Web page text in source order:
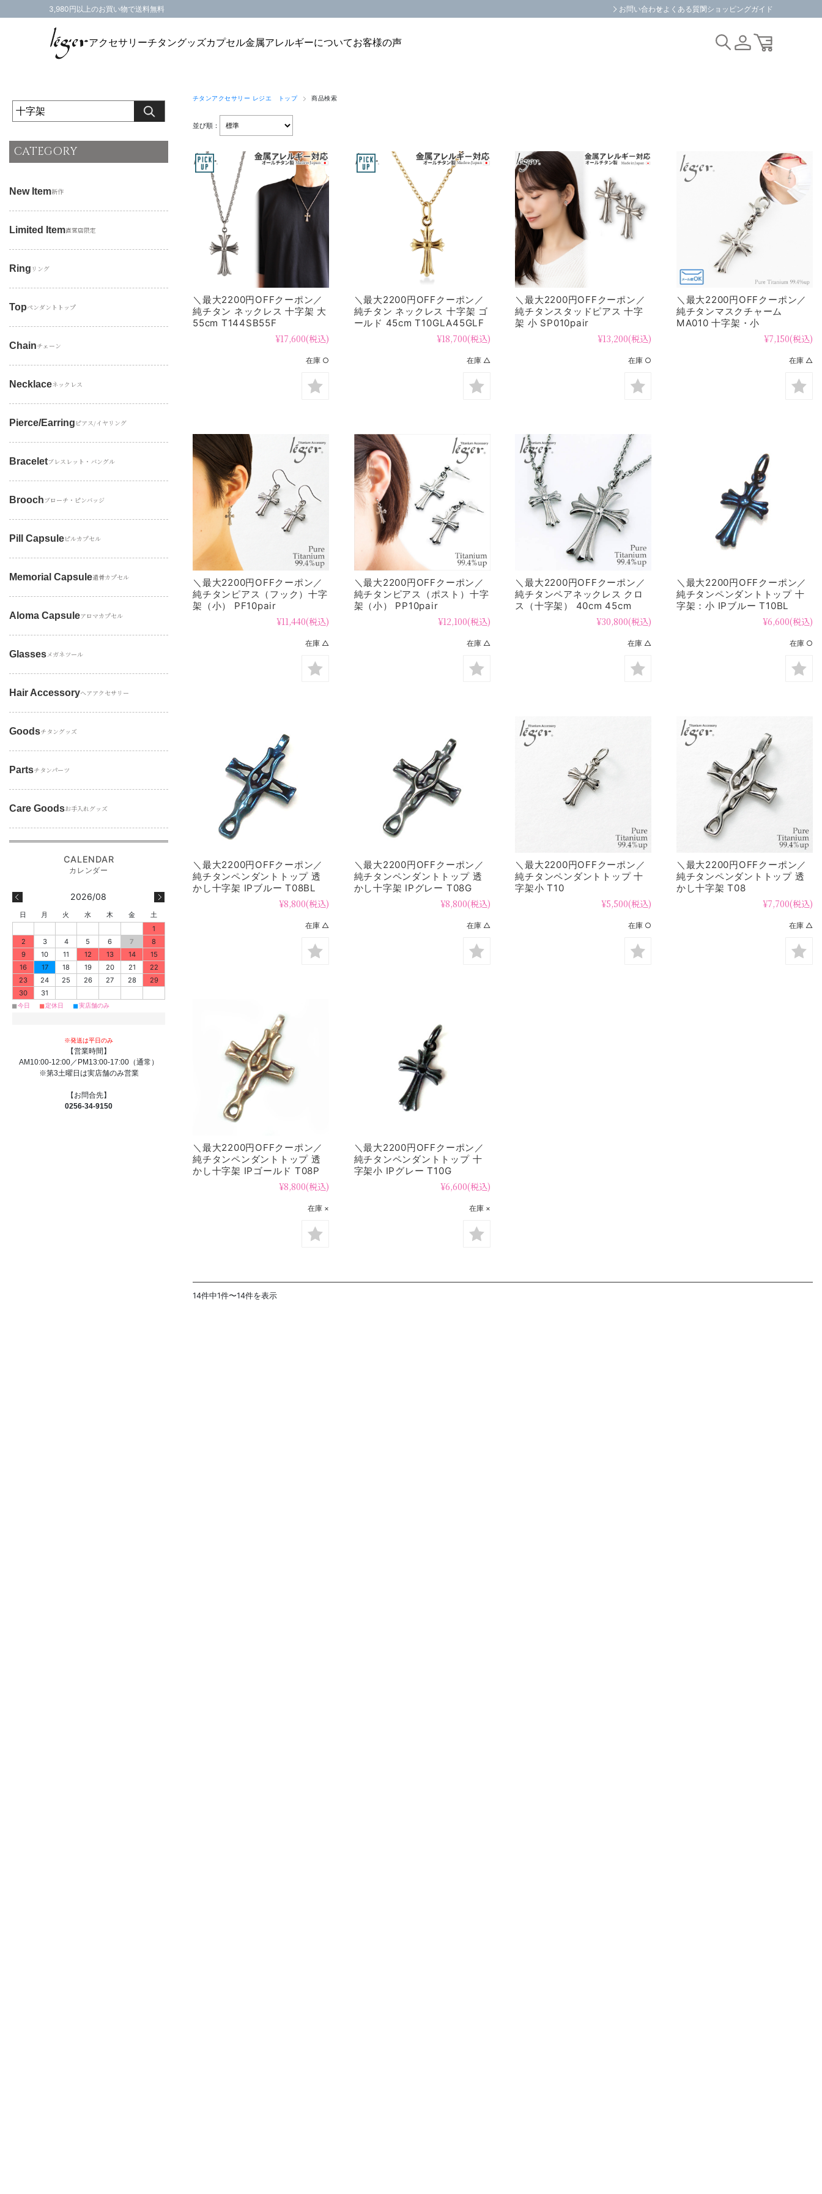
3,980円以上のお買い物で送料無料 お問い合わせ よくある質問ショッピングガイド
アクセサリーチタングッズカプセル金属アレルギーについてお客様の声
チタンアクセサリー レジエ トップ 商品検索
並び順：
＼最大2200円OFFクーポン／
純チタン ネックレス 十字架 大
55cm T144SB55F
¥17,600(税込)
在庫 ○
＼最大2200円OFFクーポン／
純チタン ネックレス 十字架 ゴ
ールド 45cm T10GLA45GLF
¥18,700(税込)
在庫 △
＼最大2200円OFFクーポン／
純チタンスタッドピアス 十字
架 小 SP010pair
¥13,200(税込)
在庫 ○
＼最大2200円OFFクーポン／
純チタンマスクチャーム
MA010 十字架・小
¥7,150(税込)
在庫 △
＼最大2200円OFFクーポン／
純チタンピアス（フック）十字
架（小） PF10pair
¥11,440(税込)
在庫 △
＼最大2200円OFFクーポン／
純チタンピアス（ポスト）十字
架（小） PP10pair
¥12,100(税込)
在庫 △
＼最大2200円OFFクーポン／
純チタンペアネックレス クロ
ス（十字架） 40cm 45cm
¥30,800(税込)
在庫 △
＼最大2200円OFFクーポン／
純チタンペンダントトップ 十
字架：小 IPブルー T10BL
¥6,600(税込)
在庫 ○
＼最大2200円OFFクーポン／
純チタンペンダントトップ 透
かし十字架 IPブルー T08BL
¥8,800(税込)
在庫 △
＼最大2200円OFFクーポン／
純チタンペンダントトップ 透
かし十字架 IPグレー T08G
¥8,800(税込)
在庫 △
＼最大2200円OFFクーポン／
純チタンペンダントトップ 十
字架小 T10
¥5,500(税込)
在庫 ○
＼最大2200円OFFクーポン／
純チタンペンダントトップ 透
かし十字架 T08
¥7,700(税込)
在庫 △
＼最大2200円OFFクーポン／
純チタンペンダントトップ 透
かし十字架 IPゴールド T08P
¥8,800(税込)
在庫 ×
＼最大2200円OFFクーポン／
純チタンペンダントトップ 十
字架小 IPグレー T10G
¥6,600(税込)
在庫 ×
14件中1件〜14件を表示
CATEGORY
New Item新作
Limited Item直営店限定
Ring リング
Topペンダントトップ
Chainチェーン
Necklaceネックレス
Pierce/earring ピアス/イヤリング
Braceletブレスレット・バングル
Broochブローチ・ピンバッジ
Pill Capsuleピルカプセル
Memorial Capsule遺骨カプセル
Aloma Capsuleアロマカプセル
Glassesメガネツール
Hair Accessoryヘアアクセサリー
Goodsチタングッズ
Partsチタンパーツ
Care Goodsお手入れグッズ
2026/08
日 月 火 水 木 金
土
1
2
3 4 5 6 7
8
9
10 11 12 13 14
15
16
17 18 19 20 21
22
23
24 25 26 27 28
29
30
31
■今日 ■定休日 ■実店舗のみ
※発送は平日のみ
【営業時間】
AM10:00-12:00／PM13:00-17:00（通常）
※第3土曜日は実店舗のみ営業
【お問合先】
0256-34-9150